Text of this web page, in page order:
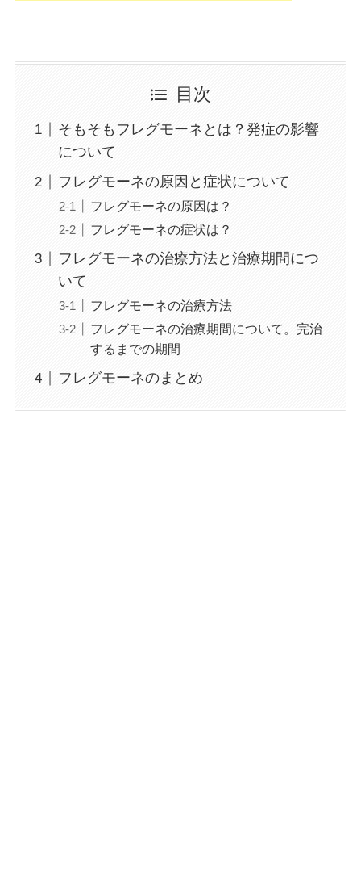
目次
そもそもフレグモーネとは？発症の影響
について
フレグモーネの原因と症状について
フレグモーネの原因は？
フレグモーネの症状は？
フレグモーネの治療方法と治療期間につ
いて
フレグモーネの治療方法
フレグモーネの治療期間について。完治
するまでの期間
フレグモーネのまとめ